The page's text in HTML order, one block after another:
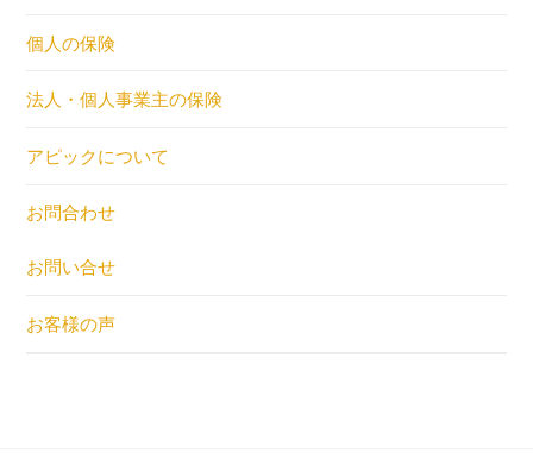
個人の保険
法人・個人事業主の保険
アピックについて
お問合わせ
お問い合せ
お客様の声